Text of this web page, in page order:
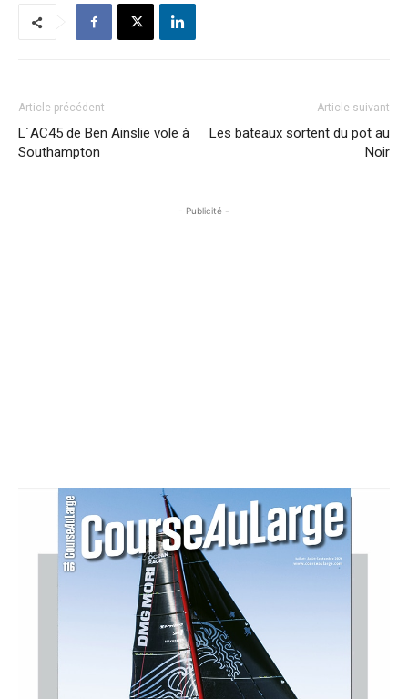
Article précédent
L´AC45 de Ben Ainslie vole à
Southampton
Article suivant
Les bateaux sortent du pot au
Noir
- Publicité -